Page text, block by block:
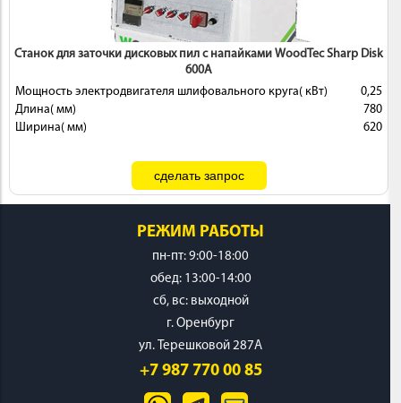
Станок для заточки дисковых пил с напайками WoodTec Sharp Disk
600A
Мощность электродвигателя шлифовального круга( кВт)
0,25
Длина( мм)
780
Ширина( мм)
620
РЕЖИМ РАБОТЫ
пн-пт: 9:00-18:00
обед: 13:00-14:00
cб, вс: выходной
г. Оренбург
ул. Терешковой 287А
+7 987 770 00 85